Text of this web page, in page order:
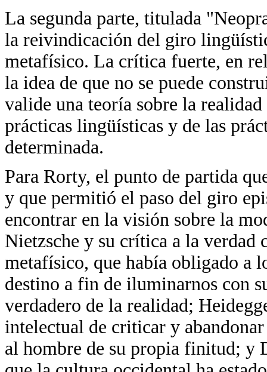
La segunda parte, titulada
la reivindicación del giro
metafísico. La crítica fuerte, en
la idea de que no se puede
valide una teoría sobre la
prácticas lingüísticas y de las
determinada.
Para Rorty, el punto de partida
y que permitió el paso del giro
encontrar en la visión sobre la
Nietzsche y su crítica a la verdad
metafísico, que había obligado a
destino a fin de iluminarnos con
verdadero de la realidad;
intelectual de criticar y
al hombre de su propia finitud; y